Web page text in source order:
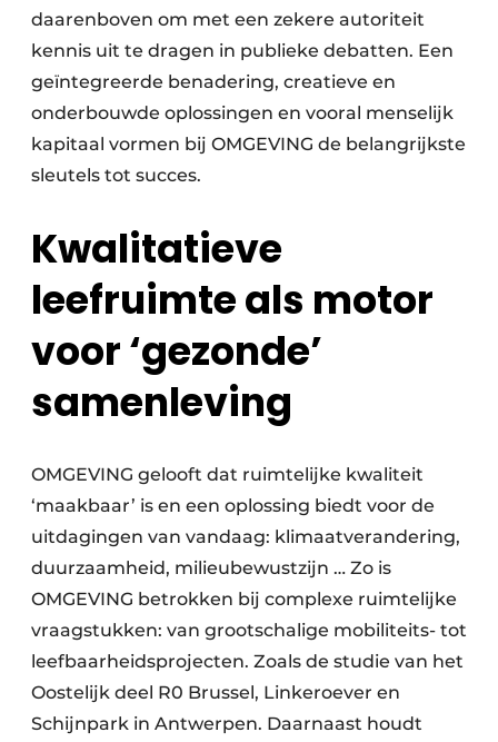
daarenboven om met een zekere autoriteit
kennis uit te dragen in publieke debatten. Een
geïntegreerde benadering, creatieve en
onderbouwde oplossingen en vooral menselijk
kapitaal vormen bij OMGEVING de belangrijkste
sleutels tot succes.
Kwalitatieve
leefruimte als motor
voor ‘gezonde’
samenleving
OMGEVING gelooft dat ruimtelijke kwaliteit
‘maakbaar’ is en een oplossing biedt voor de
uitdagingen van vandaag: klimaatverandering,
duurzaamheid, milieubewustzijn … Zo is
OMGEVING betrokken bij complexe ruimtelijke
vraagstukken: van grootschalige mobiliteits- tot
leefbaarheidsprojecten. Zoals de studie van het
Oostelijk deel R0 Brussel, Linkeroever en
Schijnpark in Antwerpen. Daarnaast houdt